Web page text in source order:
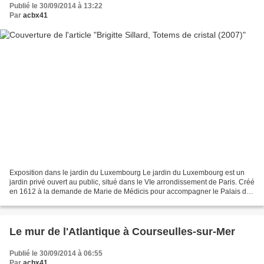
Publié le 30/09/2014 à 13:22
Par acbx41
Exposition dans le jardin du Luxembourg Le jardin du Luxembourg est un
jardin privé ouvert au public, situé dans le VIe arrondissement de Paris. Créé
en 1612 à la demande de Marie de Médicis pour accompagner le Palais du
Le mur de l'Atlantique à Courseulles-sur-Mer
Publié le 30/09/2014 à 06:55